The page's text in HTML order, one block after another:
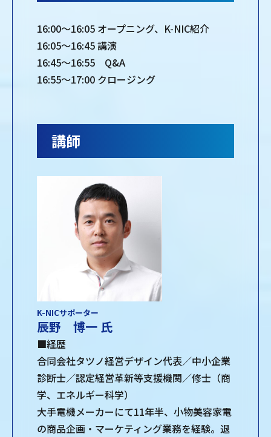
16:00～16:05 オープニング、K-NIC紹介
16:05～16:45 講演
16:45～16:55 Q&A
16:55～17:00 クロージング
講師
K-NICサポーター
辰野 博一 氏
■経歴
合同会社タツノ経営デザイン代表／中小企業
診断士／認定経営革新等支援機関／修士（商
学、エネルギー科学）
大手電機メーカーにて11年半、小物美容家電
の商品企画・マーケティング業務を経験。退